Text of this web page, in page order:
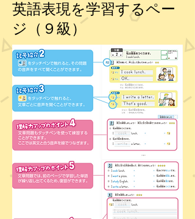
英語表現を学習するペー
ジ（９級）